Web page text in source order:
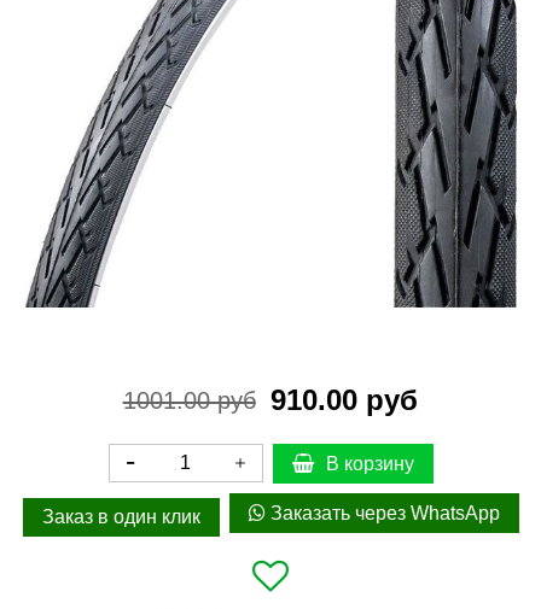
1001.00 руб 910.00 руб
В корзину
Заказ в один клик Заказать через WhatsApp